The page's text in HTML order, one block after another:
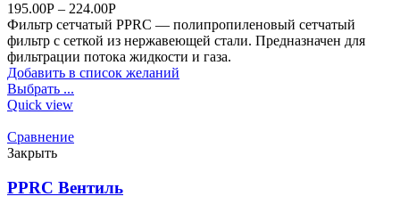
195.00Р – 224.00Р
Фильтр сетчатый PPRC — полипропиленовый сетчатый
фильтр с сеткой из нержавеющей стали. Предназначен для
фильтрации потока жидкости и газа.
Добавить в список желаний
Выбрать ...
Quick view
Сравнение
Закрыть
PPRC Вентиль